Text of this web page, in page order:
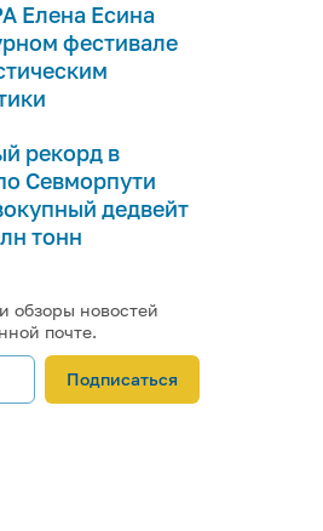
Елена Есина
фестивале
рекорд в
Севморпути
дедвейт
тонн
обзоры новостей
почте.
Подписаться